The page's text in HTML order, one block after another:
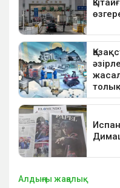
Алдыңғы жаңалық